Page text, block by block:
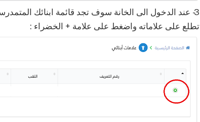
3- عند الدخول الى الخانة سوف تجد قائمة ابنائك
تطلع على علاماته واضغط على علامة + الخضراء :